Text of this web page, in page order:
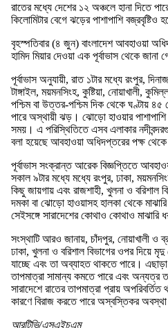
রাতের মধ্যে দেশের ১২ অঞ্চলে হানা দিতে
কিলোমিটার বেগে ঝড়ের পাশাপাশি বজ্রবৃষ্টিও
বৃহস্পতিবার (৪ জুন) বাংলাদেশ আবহাওয়া
হামিদ মিয়ার দেওয়া এক পূর্বাভাস থেকে
পূর্বাভাস অনুযায়ী, রাত ১টার মধ্যে রংপুর,
টাঙ্গাইল, ময়মনসিংহ, কুষ্টিয়া, নোয়াখালী,
পশ্চিম বা উত্তর-পশ্চিম দিক থেকে ঘণ্টায় ৪৫
পারে অস্থায়ী ঝড়। ঝোড়ো হাওয়ার পাশাপাশি
সময়। এ পরিস্থিতিতে এসব এলাকার
বলা হয়েছে আবহাওয়া অধিদপ্তরের পক্ষ
পূর্বাভাস সংক্রান্ত আরেক বিজ্ঞপ্তিতে
সকাল ৯টার মধ্যে মধ্যে রংপুর, ঢাকা,
কিছু জায়গায় এবং রাজশাহী, খুলনা ও বরিশাল
দমকা বা ঝোড়ো হাওয়াসহ হালকা থেকে মাঝারি
সেইসঙ্গে সারাদেশের কোথাও কোথাও মাঝারি
সংস্থাটি আরও জানায়, চাঁদপুর, নোয়াখালী ও
ঢাকা, খুলনা ও বরিশাল বিভাগের ওপর দিয়ে মৃদু
যাচ্ছে এবং তা অব্যাহত থাকতে পারে। এছাড়া
তাপমাত্রা সামান্য কমতে পারে এবং অন্যত্র
সারাদেশে রাতের তাপমাত্রা প্রায়
কারণে বিরাজ করতে পারে অস্বস্তিকর
আরটিভি/এসএইচএম